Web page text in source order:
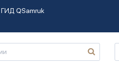
ГИД QSamruk